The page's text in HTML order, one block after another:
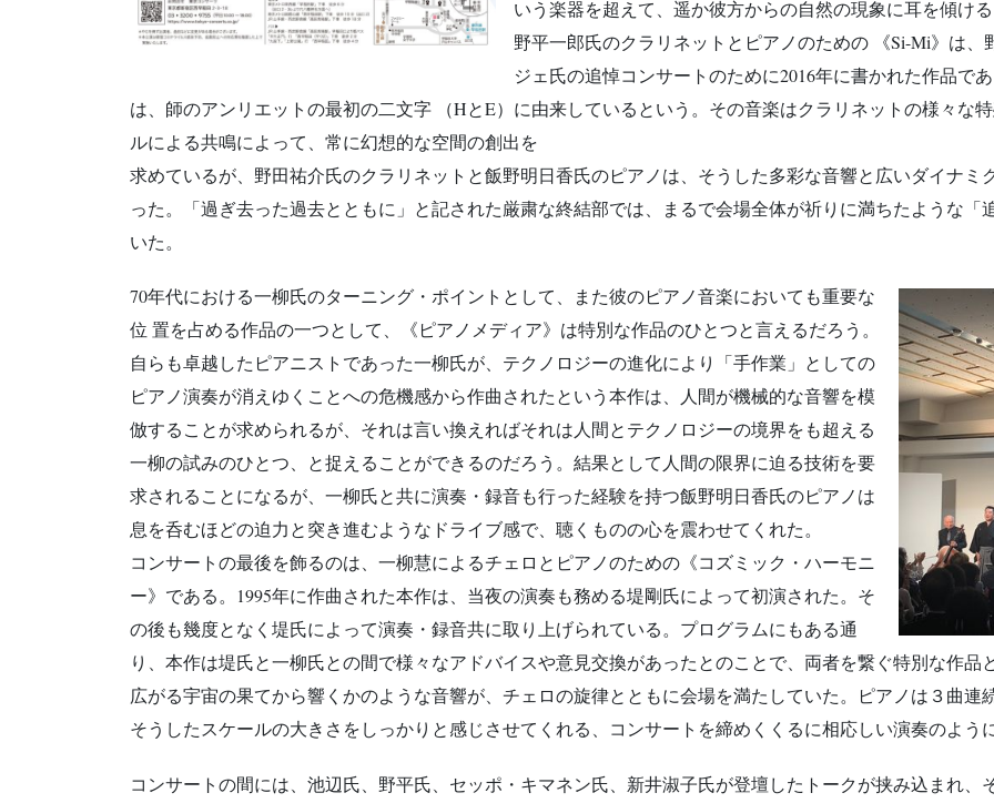
いう楽器を超えて、遥か彼方からの自然の現象に耳を傾ける
野平一郎氏のクラリネットとピアノのための 《Si-Mi》は
ジェ氏の追悼コンサートのために2016年に書かれた作品で
は、師のアンリエットの最初の二文字 （HとE）に由来しているという。その音楽はクラリネットの様々な
ルによる共鳴によって、常に幻想的な空間の創出を
求めているが、野田祐介氏のクラリネットと飯野明日香氏のピアノは、そうした多彩な音響と広いダイナミ
った。「過ぎ去った過去とともに」と記された厳粛な終結部では、まるで会場全体が祈りに満ちたような
いた。
70年代における一柳氏のターニング・ポイントとして、また彼のピアノ音楽においても重要な
位 置を占める作品の一つとして、《ピアノメディア》は特別な作品のひとつと言えるだろう。
自らも卓越したピアニストであった一柳氏が、テクノロジーの進化により「手作業」としての
ピアノ演奏が消えゆくことへの危機感から作曲されたという本作は、人間が機械的な音響を模
倣することが求められるが、それは言い換えればそれは人間とテクノロジーの境界をも超える
一柳の試みのひとつ、と捉えることができるのだろう。結果として人間の限界に迫る技術を要
求されることになるが、一柳氏と共に演奏・録音も行った経験を持つ飯野明日香氏のピアノは
息を呑むほどの迫力と突き進むようなドライブ感で、聴くものの心を震わせてくれた。
コンサートの最後を飾るのは、一柳慧によるチェロとピアノのための《コズミック・ハーモニ
ー》である。1995年に作曲された本作は、当夜の演奏も務める堤剛氏によって初演された。そ
の後も幾度となく堤氏によって演奏・録音共に取り上げられている。プログラムにもある通
り、本作は堤氏と一柳氏との間で様々なアドバイスや意見交換があったとのことで、両者を繋ぐ特別な作
広がる宇宙の果てから響くかのような音響が、チェロの旋律とともに会場を満たしていた。ピアノは３曲
そうしたスケールの大きさをしっかりと感じさせてくれる、コンサートを締めくくるに相応しい演奏のよう
コンサートの間には、池辺氏、野平氏、セッポ・キマネン氏、新井淑子氏が登壇したトークが挟み込まれ